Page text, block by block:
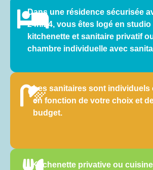
Dans une résidence sécurisée
24h/24, vous êtes logé en studio
kitchenette et sanitaire privatif
chambre individuelle avec
Les sanitaires sont individuels
en fonction de votre choix et
budget.
Kitchenette privative ou